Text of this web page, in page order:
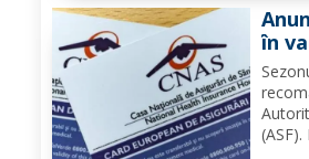
cu
în
de